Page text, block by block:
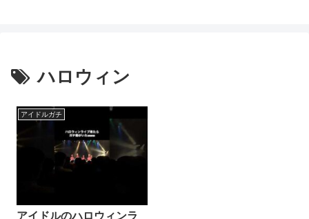
ハロウィン
アイドルガチ
アイドルのハロウィンラ